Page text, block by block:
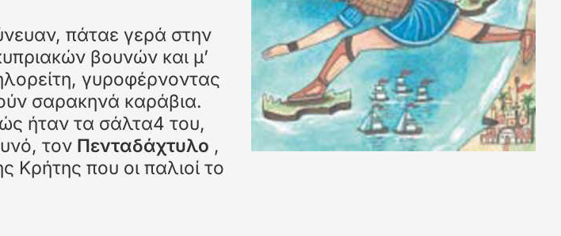
πάταε γερά στην
βουνών και μ’
γυροφέρνοντας
σαρακηνά καράβια.
ήταν τα σάλτα4 του,
τον Πενταδάχτυλο ,
Κρήτης που οι παλιοί το